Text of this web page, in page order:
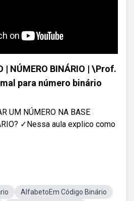
| NÚMERO BINÁRIO | \Prof.
para número binário
UM NÚMERO NA BASE
✓Nessa aula explico como
AlfabetoEm Código Binário